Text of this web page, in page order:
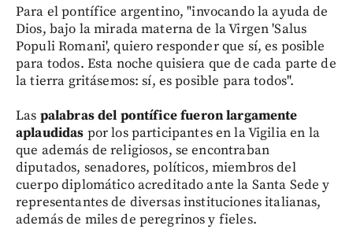
Para el pontífice argentino, "invocando la ayuda de
Dios, bajo la mirada materna de la Virgen 'Salus
Populi Romani', quiero responder que sí, es posible
para todos. Esta noche quisiera que de cada parte de
la tierra gritásemos: sí, es posible para todos".
Las palabras del pontífice fueron largamente
aplaudidas por los participantes en la Vigilia en la
que además de religiosos, se encontraban
diputados, senadores, políticos, miembros del
cuerpo diplomático acreditado ante la Santa Sede y
representantes de diversas instituciones italianas,
además de miles de peregrinos y fieles.